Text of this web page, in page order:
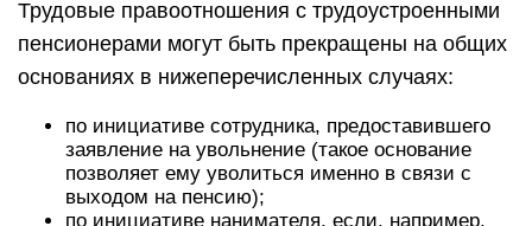
Трудовые правоотношения с трудоустроенными
пенсионерами могут быть прекращены на общих
основаниях в нижеперечисленных случаях:
по инициативе сотрудника, предоставившего
заявление на увольнение (такое основание
позволяет ему уволиться именно в связи с
выходом на пенсию);
по инициативе нанимателя, если, например,